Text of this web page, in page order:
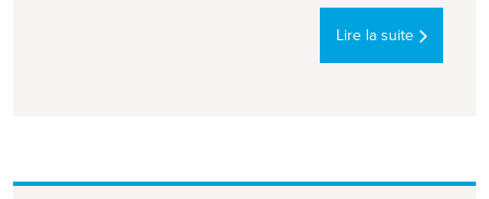
Lire la suite